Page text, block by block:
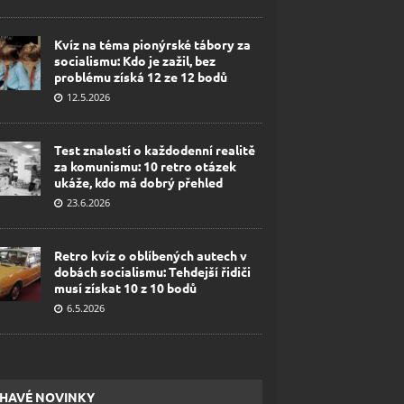
Kvíz na téma pionýrské tábory za
socialismu: Kdo je zažil, bez
problému získá 12 ze 12 bodů
12.5.2026
Test znalostí o každodenní realitě
za komunismu: 10 retro otázek
ukáže, kdo má dobrý přehled
23.6.2026
Retro kvíz o oblíbených autech v
dobách socialismu: Tehdejší řidiči
musí získat 10 z 10 bodů
6.5.2026
NOVINKY